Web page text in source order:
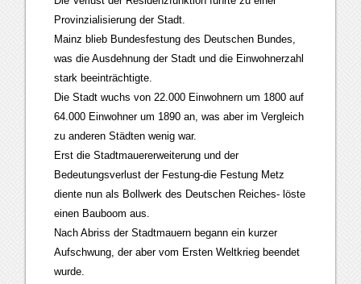
Provinzialisierung der Stadt.
Mainz blieb Bundesfestung des Deutschen Bundes,
was die Ausdehnung der Stadt und die Einwohnerzahl
stark beeinträchtigte.
Die Stadt wuchs von 22.000 Einwohnern um 1800 auf
64.000 Einwohner um 1890 an, was aber im Vergleich
zu anderen Städten wenig war.
Erst die Stadtmauererweiterung und der
Bedeutungsverlust der Festung-die Festung Metz
diente nun als Bollwerk des Deutschen Reiches- löste
einen Bauboom aus.
Nach Abriss der Stadtmauern begann ein kurzer
Aufschwung, der aber vom Ersten Weltkrieg beendet
wurde.